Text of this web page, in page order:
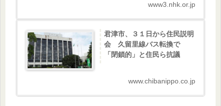
www3.nhk.or.jp
君津市、３１日から住民説明
会 久留里線バス転換で
「閉鎖的」と住民ら抗議
www.chibanippo.co.jp